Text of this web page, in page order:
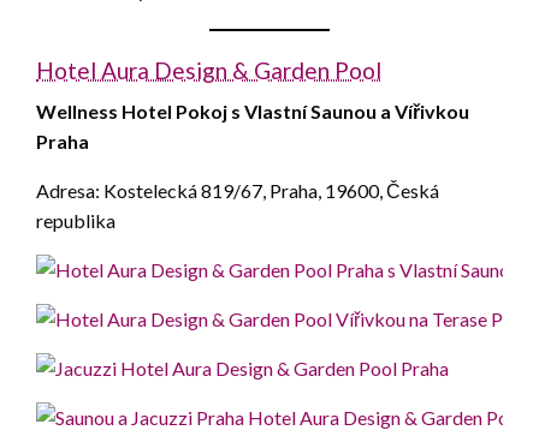
Hotel Aura Design & Garden Pool
Wellness Hotel Pokoj s Vlastní Saunou a Vířivkou
Praha
Adresa: Kostelecká 819/67, Praha, 19600, Česká
republika